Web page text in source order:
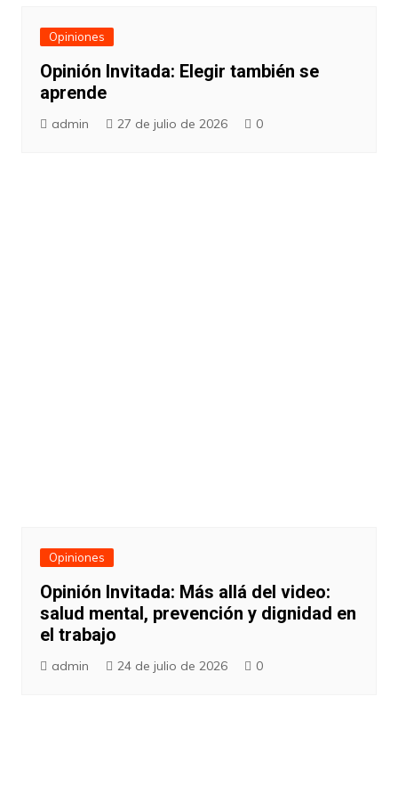
Opiniones
Opinión Invitada: Elegir también se
aprende
admin 27 de julio de 2026 0
Opiniones
Opinión Invitada: Más allá del video:
salud mental, prevención y dignidad en
el trabajo
admin 24 de julio de 2026 0